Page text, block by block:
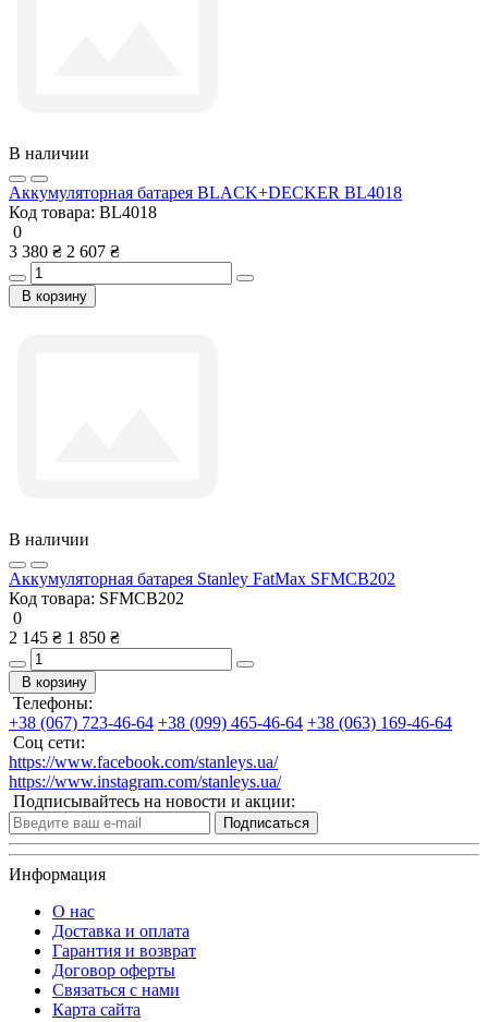
В наличии
Аккумуляторная батарея BLACK+DECKER BL4018
Код товара: BL4018
0
3 380 ₴ 2 607 ₴
В корзину
В наличии
Аккумуляторная батарея Stanley FatMax SFMCB202
Код товара: SFMCB202
0
2 145 ₴ 1 850 ₴
В корзину
Телефоны:
+38 (067) 723-46-64 +38 (099) 465-46-64 +38 (063) 169-46-64
Соц сети:
https://www.facebook.com/stanleys.ua/
https://www.instagram.com/stanleys.ua/
Подписывайтесь на новости и акции:
Подписаться
Информация
О нас
Доставка и оплата
Гарантия и возврат
Договор оферты
Связаться с нами
Карта сайта